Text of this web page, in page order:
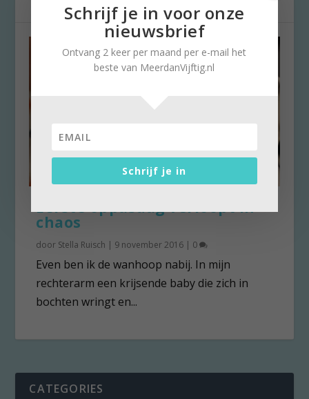
Eerste oppasdag verloopt in
chaos
door Stella Ruisch | 9 november 2016 | 0
Even ben ik de wanhoop nabij. In mijn
rechterarm een krijsende baby die zich in
bochten wringt en...
CATEGORIES
Schrijf je in voor onze
nieuwsbrief
Ontvang 2 keer per maand per e-mail het
beste van MeerdanVijftig.nl
Schrijf je in